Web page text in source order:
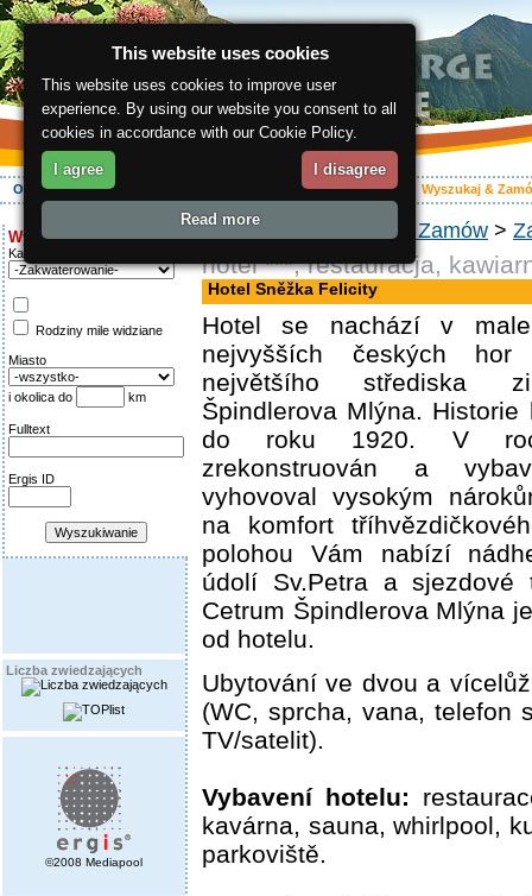
O regionie Aktywnie Zakwaterowanie Wyszukaj &
Wyszukiwanie:
Kategoria
Rodziny mile widziane
Miasto
i okolica do km
Fulltext
Ergis ID
Liczba zwiedzających
©2008 Mediapool
ergis.cz Wyszukaj & Zamów >
hotel ***, restauracja,
Hotel Sněžka Felicity
Hotel se nachází v
nejvyšších českých
největšího střediska
Špindlerova Mlýna.
do roku 1920. V
zrekonstruován a
vyhovoval vysokým
na komfort
polohou Vám nabízí
údolí Sv.Petra a sjezdové
Cetrum Špindlerova Mlýna
od hotelu.
Ubytování ve dvou a
(WC, sprcha, vana, telefon
TV/satelit).
Vybavení hotelu:
kavárna, sauna, whirlpool,
parkoviště.
This website uses cookies
This website uses cookies to improve user
experience. By using our website you consent to all
cookies in accordance with our Cookie Policy.
I agree I disagree
Read more